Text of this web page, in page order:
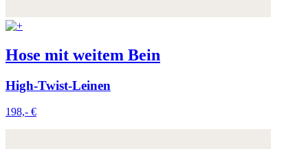
Hose mit weitem Bein
High-Twist-Leinen
198,- €